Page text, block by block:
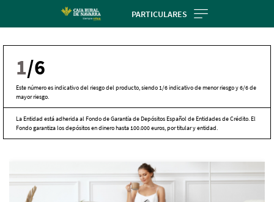
PARTICULARES
1/6
Este número es indicativo del riesgo del producto, siendo 1/6 indicativo de menor riesgo y 6/6 de
mayor riesgo.
La Entidad está adherida al Fondo de Garantía de Depósitos Español de Entidades de Crédito. El
Fondo garantiza los depósitos en dinero hasta 100.000 euros, por titular y entidad.
por
favor